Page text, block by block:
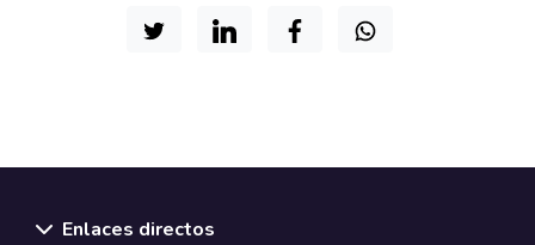
Enlaces directos